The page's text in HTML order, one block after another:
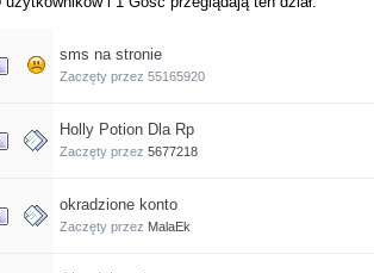
sms na stronie
Zaczęty przez 55165920
Holly Potion Dla Rp
Zaczęty przez 5677218
okradzione konto
Zaczęty przez MalaEk